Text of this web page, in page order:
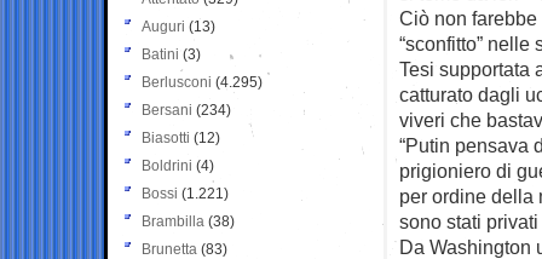
Ciò non
“sconfitto”
Tesi supportata
catturato dagli
viveri che
“Putin pensava
prigioniero di
per ordine della
sono stati
Da Washington
Auguri (13)
Batini (3)
Berlusconi (4.295)
Bersani (234)
Biasotti (12)
Boldrini (4)
Bossi (1.221)
Brambilla (38)
Brunetta (83)